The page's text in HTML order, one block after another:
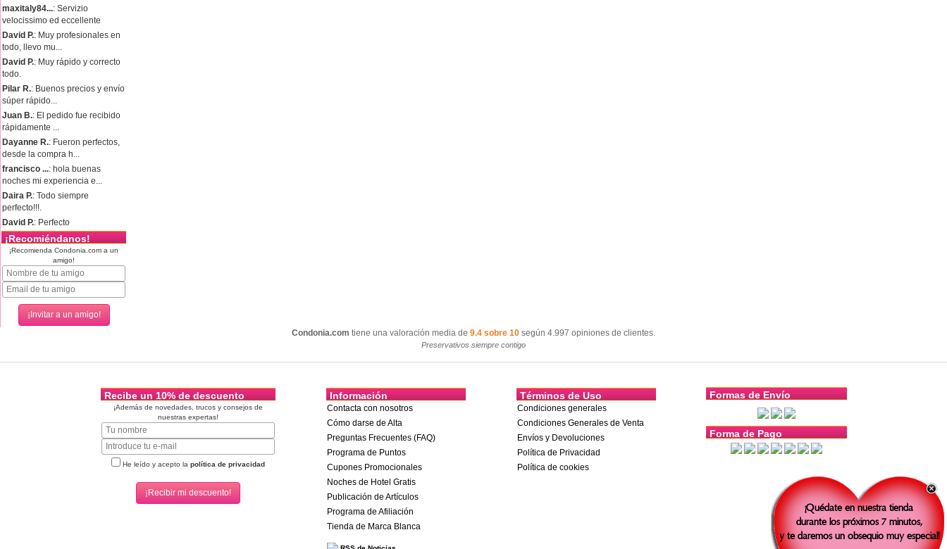
¡Quédate en nuestra tienda
durante los próximos 7 minutos,
y te daremos un obsequio muy especial!
maxitaly84...: Servizio
velocissimo ed eccellente
David P.: Muy profesionales en
todo, llevo mu...
David P.: Muy rápido y correcto
todo.
Pilar R.: Buenos precios y envío
súper rápido...
Juan B.: El pedido fue recibido
rápidamente ...
Dayanne R.: Fueron perfectos,
desde la compra h...
francisco ...: hola buenas
noches mi experiencia e...
Daira P.: Todo siempre
perfecto!!!.
David P.: Perfecto
¡Recomiéndanos!
¡Recomienda Condonia.com a un
amigo!
Condonia.com tiene una valoración media de 9.4 sobre 10 según 4.997 opiniones de clientes.
Preservativos siempre contigo
Recibe un 10% de descuento
¡Además de novedades, trucos y consejos de
nuestras expertas!
He leído y acepto la política de privacidad
Información
Contacta con nosotros
Cómo darse de Alta
Preguntas Frecuentes (FAQ)
Programa de Puntos
Cupones Promocionales
Noches de Hotel Gratis
Publicación de Artículos
Programa de Afiliación
Tienda de Marca Blanca
Términos de Uso
Condiciones generales
Condiciones Generales de Venta
Envíos y Devoluciones
Política de Privacidad
Política de cookies
Formas de Envío
Forma de Pago